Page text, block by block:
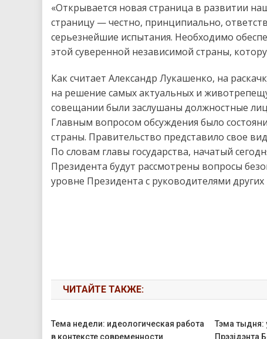
«Открывается новая страница в развитии
страницу — честно, принципиально,
серьезнейшие испытания. Необходимо
этой суверенной независимой страны,
Как считает Александр Лукашенко, на
на решение самых актуальных и
совещании были заслушаны должностные
Главным вопросом обсуждения было
страны. Правительство представило свое
По словам главы государства, начатый
Президента будут рассмотрены вопросы
уровне Президента с руководителями других
ЧИТАЙТЕ ТАКЖЕ:
Тема недели: идеологическая работа
в контексте современности
Тэма тыдня:
Прэзідэнта